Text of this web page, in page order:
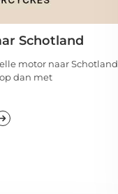
Schotland
motor naar Schotland
dan met